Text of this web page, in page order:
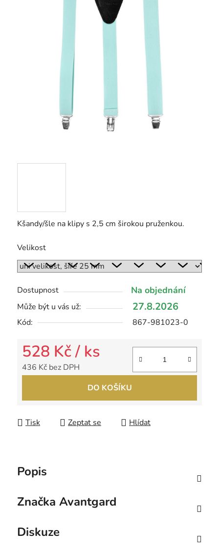
Kšandy/šle na klipy s 2,5 cm širokou pruženkou.
Velikost
Dostupnost Na objednání
Může být u vás už: 27.8.2026
Kód: 867-981023-0
528 Kč/ ks
436 Kč bez DPH
DO KOŠÍKU
Tisk Zeptat se Hlídat
Popis
Značka Avantgard
Diskuze